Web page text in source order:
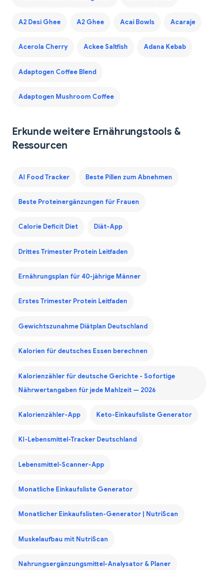
A2 Desi Ghee A2 Ghee Acai Bowls Acaraje
Acerola Cherry Ackee Saltfish Adana Kebab
Adaptogen Coffee Blend
Adaptogen Mushroom Coffee
Erkunde weitere Ernährungstools &
Ressourcen
AI Food Tracker Beste Pillen zum Abnehmen
Beste Proteinergänzungen für Frauen
Calorie Deficit Diet Diät-App
Drittes Trimester Protein Leitfaden
Ernährungsplan für 40-jährige Männer
Erstes Trimester Protein Leitfaden
Gewichtszunahme Diätplan Deutschland
Kalorien für deutsches Essen berechnen
Kalorienzähler für deutsche Gerichte - Sofortige
Nährwertangaben für jede Mahlzeit — 2026
Kalorienzähler-App Keto-Einkaufsliste Generator
KI-Lebensmittel-Tracker Deutschland
Lebensmittel-Scanner-App
Monatliche Einkaufsliste Generator
Monatlicher Einkaufslisten-Generator | NutriScan
Muskelaufbau mit NutriScan
Nahrungsergänzungsmittel-Analysator & Planer